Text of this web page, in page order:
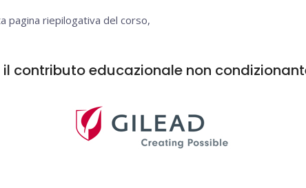
pagina riepilogativa del corso,
il contributo educazionale non